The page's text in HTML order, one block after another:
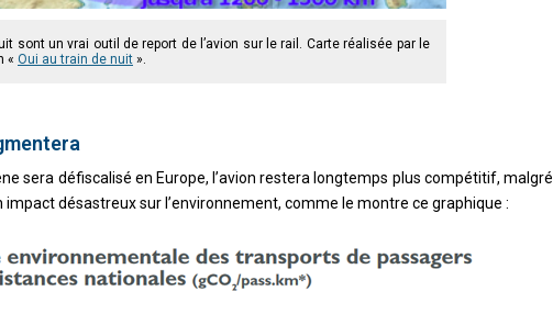
sont un vrai outil de report de l’avion sur le rail. Carte réalisée par le
« Oui au train de nuit ».
sera défiscalisé en Europe, l’avion restera longtemps plus compétitif, malgré
désastreux sur l’environnement, comme le montre ce graphique :